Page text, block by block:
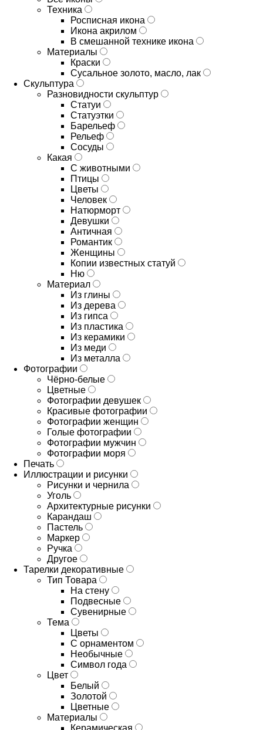
Техника
Росписная икона
Икона акрилом
В смешанной технике икона
Материалы
Краски
Сусальное золото, масло, лак
Скульптура
Разновидности скульптур
Статуи
Статуэтки
Барельеф
Рельеф
Сосуды
Какая
С животными
Птицы
Цветы
Человек
Натюрморт
Девушки
Античная
Романтик
Женщины
Копии известных статуй
Ню
Материал
Из глины
Из дерева
Из гипса
Из пластика
Из керамики
Из меди
Из металла
Фотографии
Чёрно-белые
Цветные
Фотографии девушек
Красивые фотографии
Фотографии женщин
Голые фотографии
Фотографии мужчин
Фотографии моря
Печать
Иллюстрации и рисунки
Рисунки и чернила
Уголь
Архитектурные рисунки
Карандаш
Пастель
Маркер
Ручка
Другое
Тарелки декоративные
Тип Товара
На стену
Подвесные
Сувенирные
Тема
Цветы
С орнаментом
Необычные
Символ года
Цвет
Белый
Золотой
Цветные
Материалы
Керамическая